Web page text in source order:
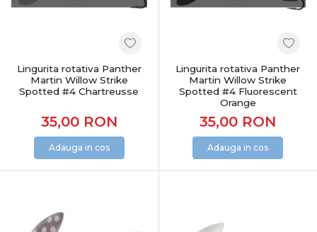
Lingurita rotativa Panther
Martin Willow Strike
Spotted #4 Chartreusse
35,00 RON
Adauga in cos
Lingurita rotativa Panther
Martin Willow Strike
Spotted #4 Fluorescent
Orange
35,00 RON
Adauga in cos